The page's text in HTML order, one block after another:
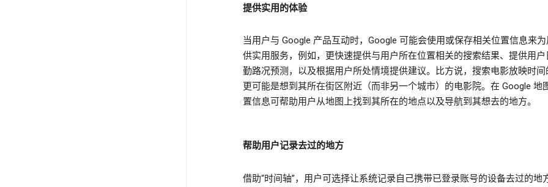
提供实用的体验
当用户与 Google 产品互动时，Google 可能会使用或保存相关位置信息来
供实用服务，例如，更快速提供与用户所在位置相关的搜索结果、提供用户
勤路况预测，以及根据用户所处情境提供建议。比方说，搜索电影放映时间
更可能是想到其所在街区附近（而非另一个城市）的电影院。在 Google 地
置信息可帮助用户从地图上找到其所在的地点以及导航到其想去的地方。
帮助用户记录去过的地方
借助“时间轴”，用户可选择让系统记录自己携带已登录账号的设备去过的地